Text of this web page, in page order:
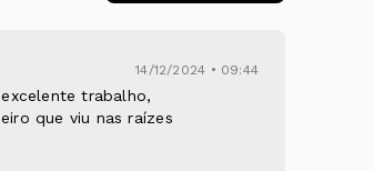
trabalho,
que viu nas raízes
14/12/2024 • 09:44